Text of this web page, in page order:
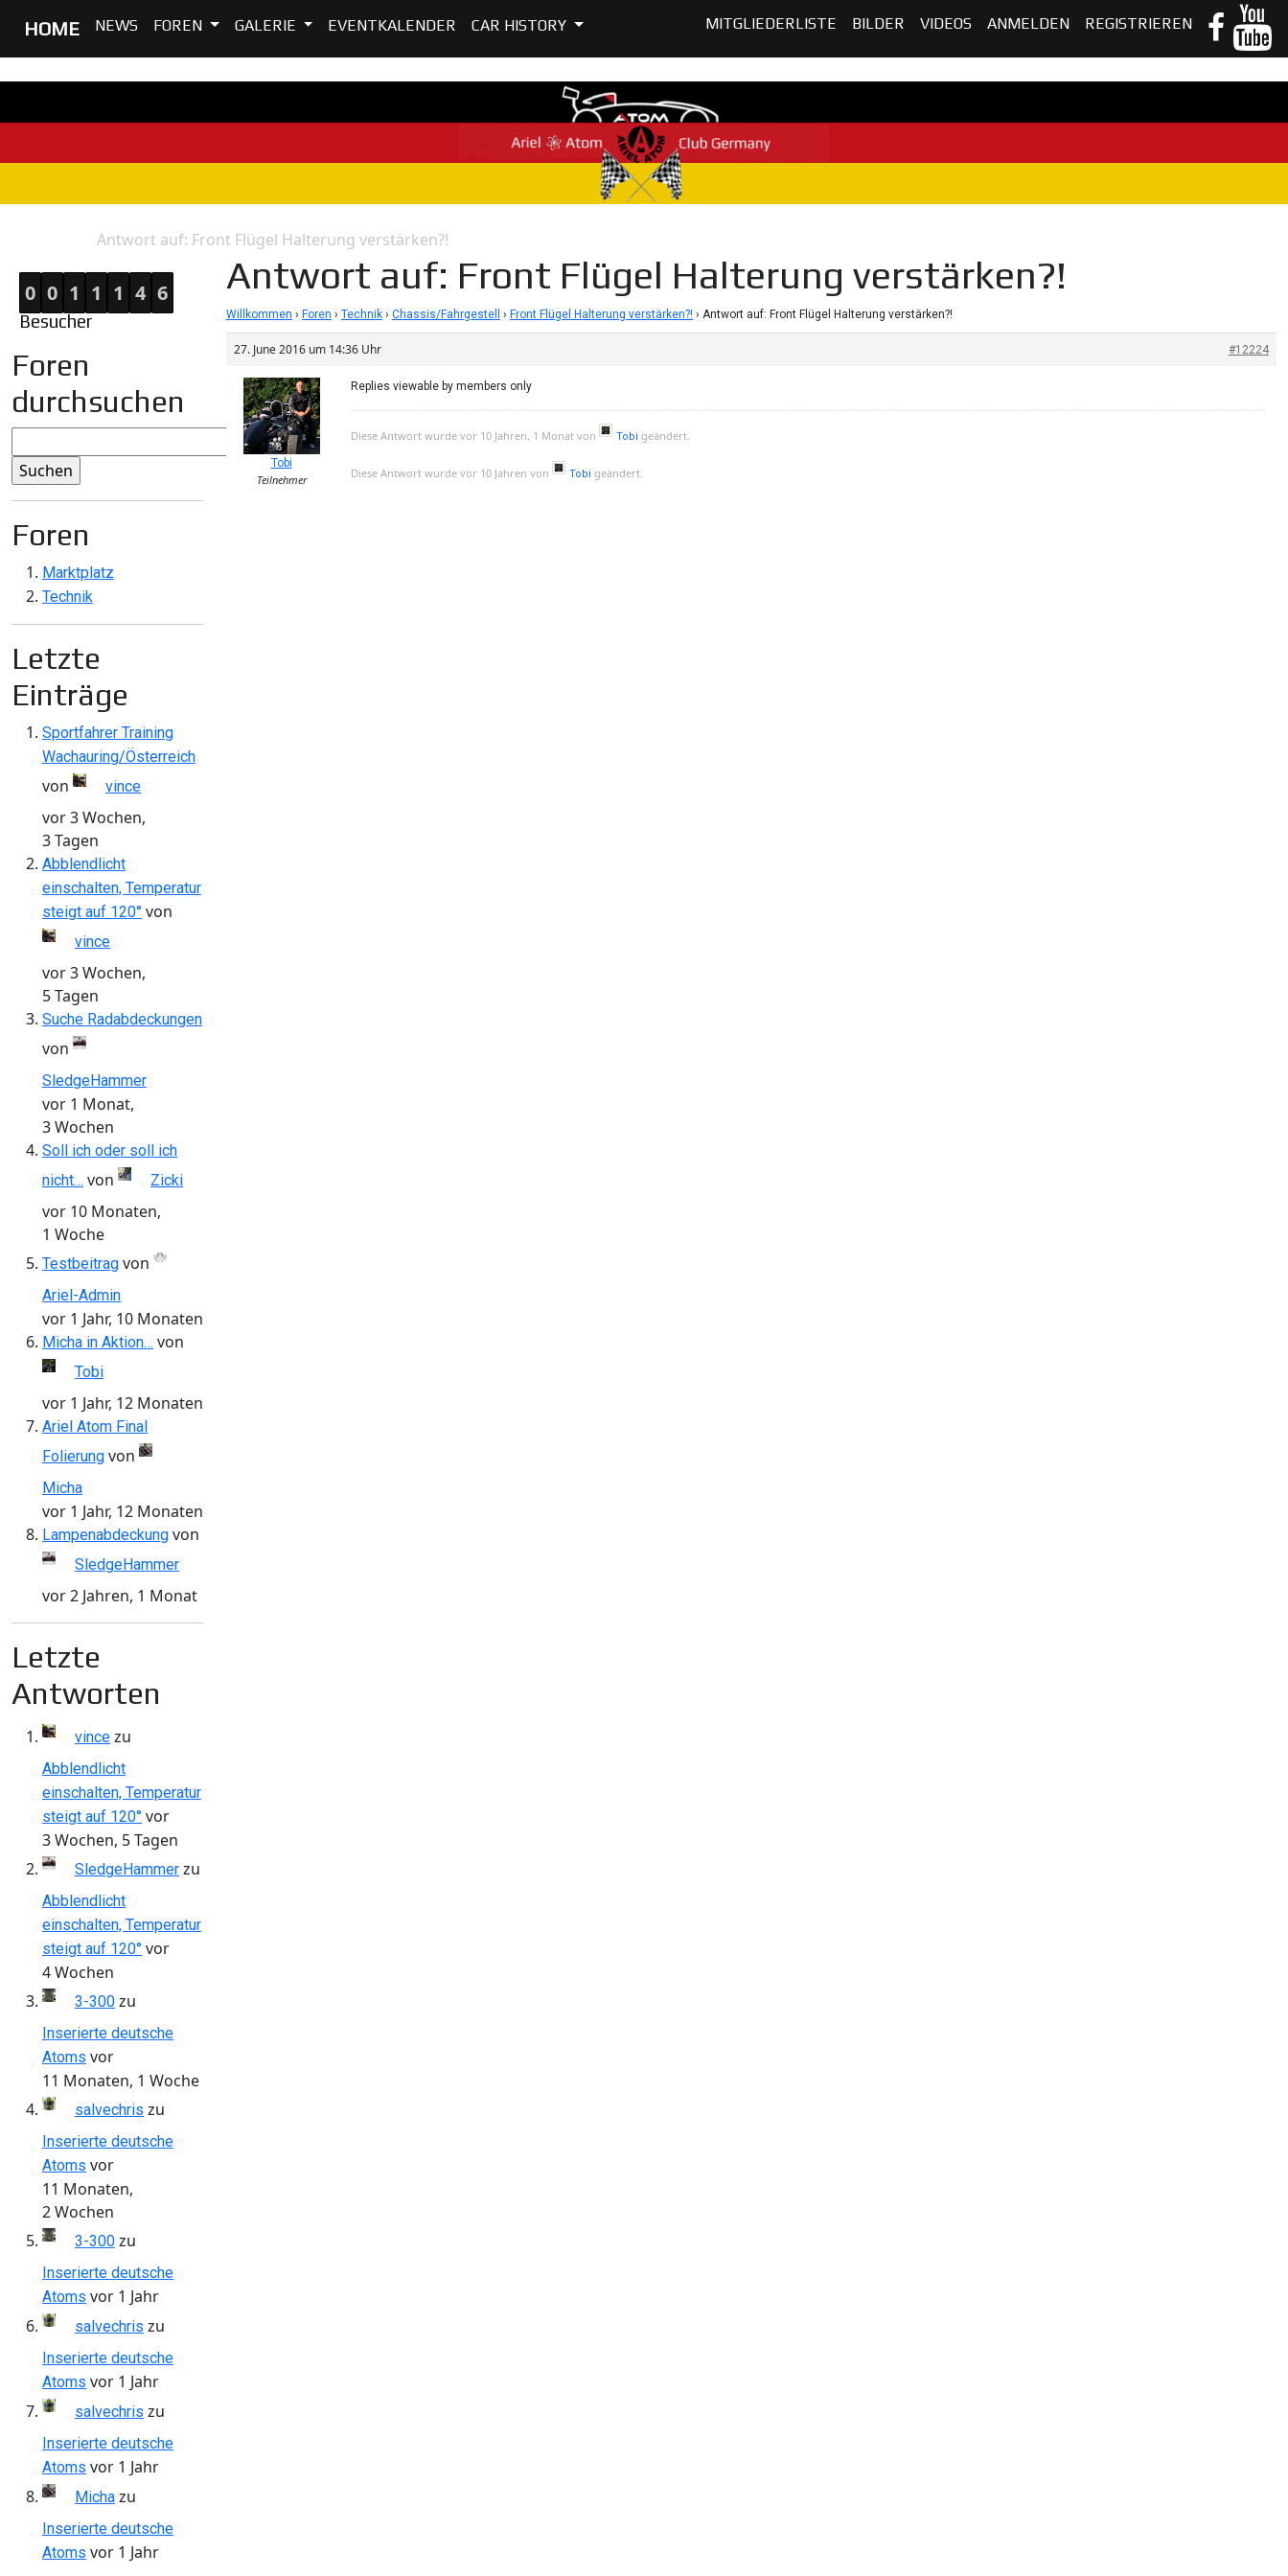
HOME NEWS FOREN GALERIE EVENTKALENDER CAR HISTORY MITGLIEDERLISTE BILDER VIDEOS ANMELDEN REGISTRIEREN
Antwort auf: Front Flügel Halterung verstärken?!
0 0 1 1 1 4 6
Besucher
Foren
durchsuchen
Foren
Marktplatz
Technik
Letzte
Einträge
Sportfahrer Training
Wachauring/Österreich
von vince
vor 3 Wochen,
3 Tagen
Abblendlicht
einschalten, Temperatur
steigt auf 120° von
vince
vor 3 Wochen,
5 Tagen
Suche Radabdeckungen
von
SledgeHammer
vor 1 Monat,
3 Wochen
Soll ich oder soll ich
nicht… von Zicki
vor 10 Monaten,
1 Woche
Testbeitrag von
Ariel-Admin
vor 1 Jahr, 10 Monaten
Micha in Aktion… von
Tobi
vor 1 Jahr, 12 Monaten
Ariel Atom Final
Folierung von
Micha
vor 1 Jahr, 12 Monaten
Lampenabdeckung von
SledgeHammer
vor 2 Jahren, 1 Monat
Letzte
Antworten
vince zu
Abblendlicht
einschalten, Temperatur
steigt auf 120° vor
3 Wochen, 5 Tagen
SledgeHammer zu
Abblendlicht
einschalten, Temperatur
steigt auf 120° vor
4 Wochen
3-300 zu
Inserierte deutsche
Atoms vor
11 Monaten, 1 Woche
salvechris zu
Inserierte deutsche
Atoms vor
11 Monaten,
2 Wochen
3-300 zu
Inserierte deutsche
Atoms vor 1 Jahr
salvechris zu
Inserierte deutsche
Atoms vor 1 Jahr
salvechris zu
Inserierte deutsche
Atoms vor 1 Jahr
Micha zu
Inserierte deutsche
Atoms vor 1 Jahr
Antwort auf: Front Flügel Halterung verstärken?!
Willkommen › Foren › Technik › Chassis/Fahrgestell › Front Flügel Halterung verstärken?! › Antwort auf: Front Flügel Halterung verstärken?!
27. June 2016 um 14:36 Uhr #12224
Tobi
Teilnehmer
Replies viewable by members only
Diese Antwort wurde vor 10 Jahren, 1 Monat von Tobi geändert.
Diese Antwort wurde vor 10 Jahren von Tobi geändert.